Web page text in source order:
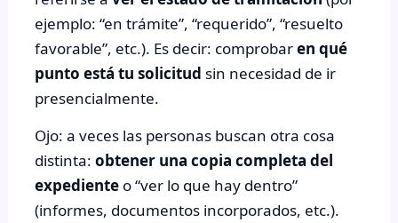
ejemplo: “en trámite”, “requerido”, “resuelto
favorable”, etc.). Es decir: comprobaren qué
punto está tu solicitud sin necesidad de ir
presencialmente.
Ojo: a veces las personas buscan otra cosa
distinta:obtener una copia completa del
expediente o “ver lo que hay dentro”
(informes, documentos incorporados, etc.).